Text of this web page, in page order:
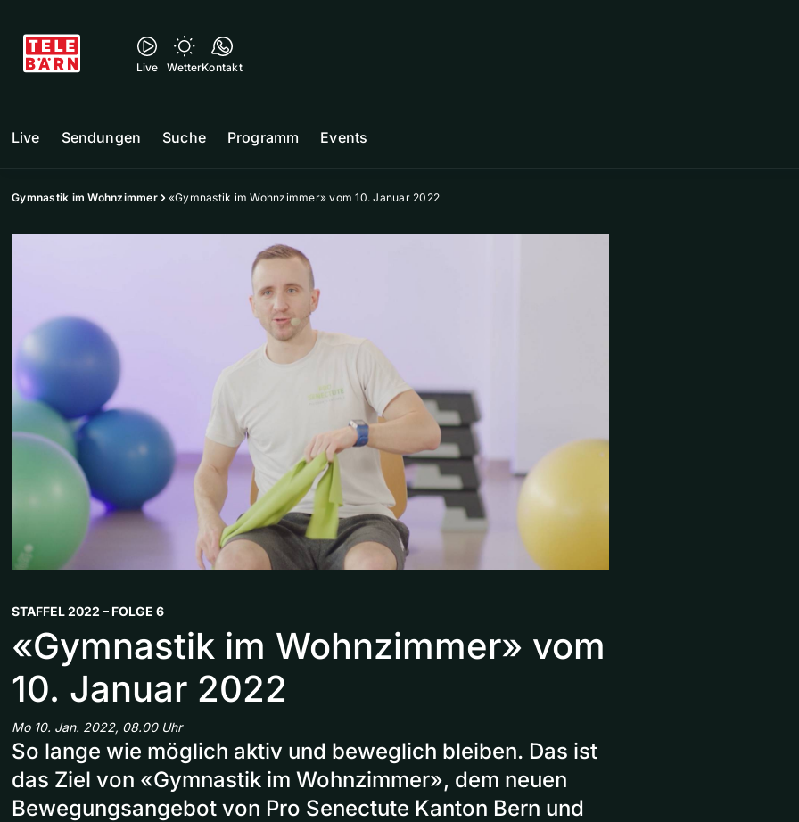
Live WetterKontakt
Live Sendungen Suche Programm Events
Gymnastik im Wohnzimmer «Gymnastik im Wohnzimmer» vom 10. Januar 2022
STAFFEL 2022 – FOLGE 6
«Gymnastik im Wohnzimmer» vom
10. Januar 2022
Mo 10. Jan. 2022, 08.00 Uhr
So lange wie möglich aktiv und beweglich bleiben. Das ist
das Ziel von «Gymnastik im Wohnzimmer», dem neuen
Bewegungsangebot von Pro Senectute Kanton Bern und